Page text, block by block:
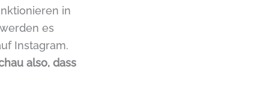
in
es
Instagram.
also, dass